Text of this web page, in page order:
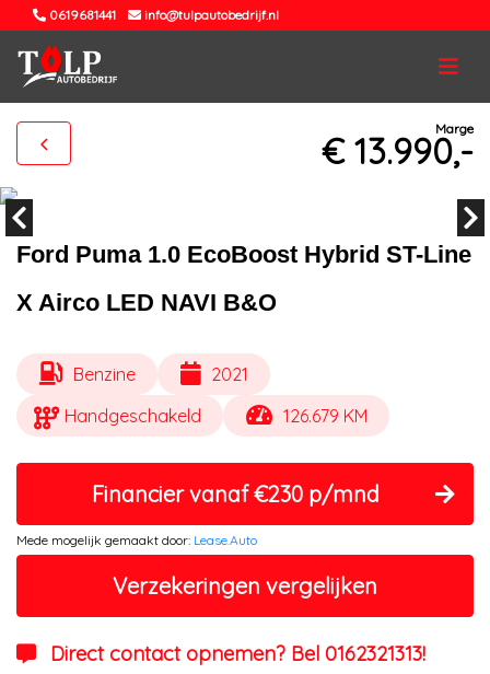
0619681441 info@tulpautobedrijf.nl
Marge
€ 13.990,-
Ford Puma 1.0 EcoBoost Hybrid ST-Line
X Airco LED NAVI B&O
Benzine
2021
Handgeschakeld
126.679 KM
Financier vanaf €230 p/mnd
Mede mogelijk gemaakt door: Lease.Auto
Verzekeringen vergelijken
Direct contact opnemen? Bel 0162321313!